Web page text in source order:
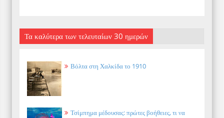
Τα καλύτερα των τελευταίων 30 ημερών
Βόλτα στη Χαλκίδα το 1910
Τσίμπημα μέδουσας: πρώτες βοήθειες, τι να